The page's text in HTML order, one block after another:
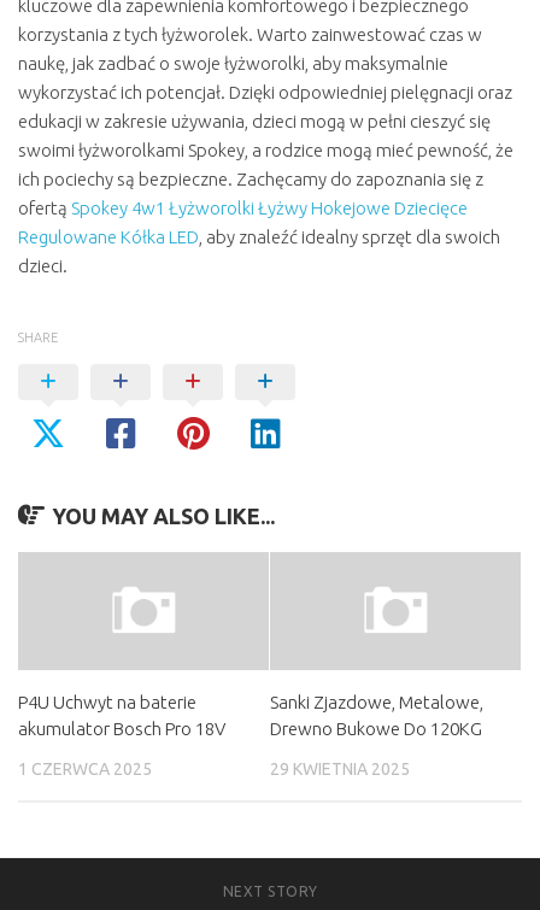
kluczowe dla zapewnienia komfortowego i bezpiecznego
korzystania z tych łyżworolek. Warto zainwestować czas w
naukę, jak zadbać o swoje łyżworolki, aby maksymalnie
wykorzystać ich potencjał. Dzięki odpowiedniej pielęgnacji oraz
edukacji w zakresie używania, dzieci mogą w pełni cieszyć się
swoimi łyżworolkami Spokey, a rodzice mogą mieć pewność, że
ich pociechy są bezpieczne. Zachęcamy do zapoznania się z
ofertą Spokey 4w1 Łyżworolki Łyżwy Hokejowe Dziecięce
Regulowane Kółka LED , aby znaleźć idealny sprzęt dla swoich
dzieci.
SHARE
YOU MAY ALSO LIKE...
P4U Uchwyt na baterie
akumulator Bosch Pro 18V
1 CZERWCA 2025
Sanki Zjazdowe, Metalowe,
Drewno Bukowe Do 120KG
29 KWIETNIA 2025
NEXT STORY